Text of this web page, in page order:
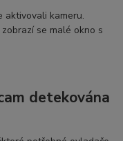
aktivovali kameru.
se malé okno s
detekována